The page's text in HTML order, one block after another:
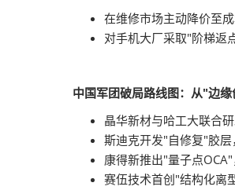
在维修市场主动降价至
对手机大厂采取"阶梯返
中国军团破局路线图：从"边
晶华新材与哈工大联合
斯迪克开发"自修复"胶
康得新推出"量子点
赛伍技术首创"结构化离